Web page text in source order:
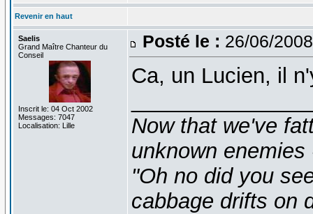
Revenir en haut
Saelis
Grand Maître Chanteur du
Conseil
Inscrit le: 04 Oct 2002
Messages: 7047
Localisation: Lille
Posté le : 26/06/
Ca, un Lucien, il
Now that we've
unknown
"Oh no did you
cabbage drifts on